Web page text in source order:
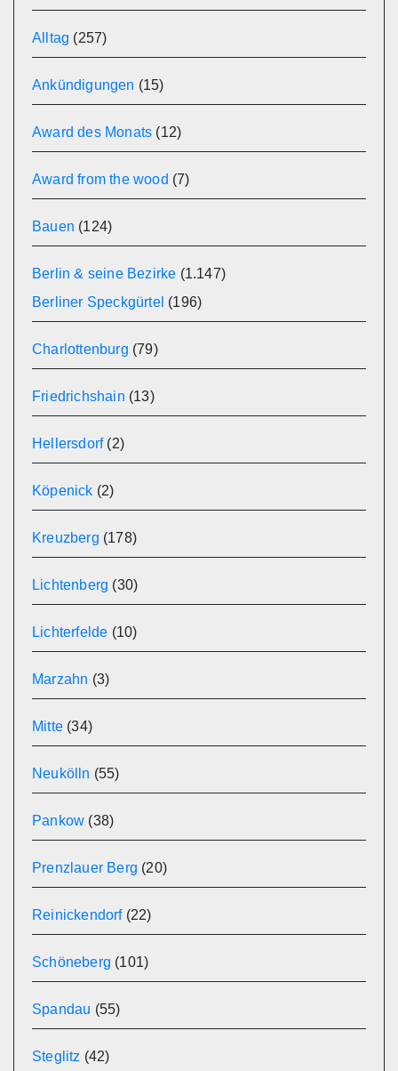
Alltag (257)
Ankündigungen (15)
Award des Monats (12)
Award from the wood (7)
Bauen (124)
Berlin & seine Bezirke (1.147)
Berliner Speckgürtel (196)
Charlottenburg (79)
Friedrichshain (13)
Hellersdorf(2)
Köpenick (2)
Kreuzberg (178)
Lichtenberg (30)
Lichterfelde (10)
Marzahn (3)
Mitte (34)
Neukölln (55)
Pankow (38)
Prenzlauer Berg (20)
Reinickendorf(22)
Schöneberg (101)
Spandau (55)
Steglitz (42)